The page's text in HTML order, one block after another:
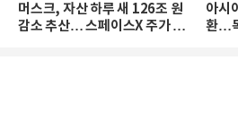
머스크, 자산 하루 새 126조 원
감소 추산… 스페이스X 주가 하
아시
환…